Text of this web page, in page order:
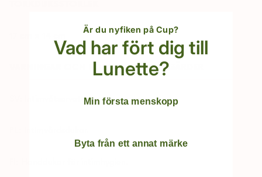
VARNINGAR OCH FÖRSIKTIGHETSÅTGÄRDER
SV: Intimvåtservetter.
Är du nyfiken på Cup?
Vad har fört dig till
Lunette?
Min första menskopp
Byta från ett annat märke